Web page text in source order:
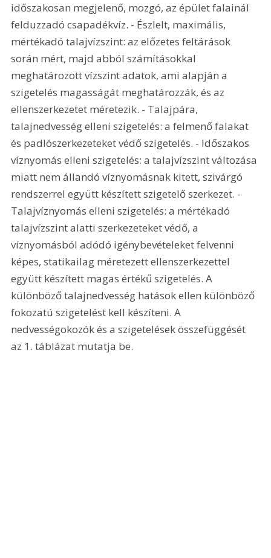
időszakosan megjelenő, mozgó, az épület falainál
felduzzadó csapadékvíz. - Észlelt, maximális,
mértékadó talajvízszint: az előzetes feltárások
során mért, majd abból számításokkal
meghatározott vízszint adatok, ami alapján a
szigetelés magasságát meghatározzák, és az
ellenszerkezetet méretezik. - Talajpára,
talajnedvesség elleni szigetelés: a felmenő falakat
és padlószerkezeteket védő szigetelés. - Időszakos
víznyomás elleni szigetelés: a talajvízszint változása
miatt nem állandó víznyomásnak kitett, szivárgó
rendszerrel együtt készített szigetelő szerkezet. -
Talajvíznyomás elleni szigetelés: a mértékadó
talajvízszint alatti szerkezeteket védő, a
víznyomásból adódó igénybevételeket felvenni
képes, statikailag méretezett ellenszerkezettel
együtt készített magas értékű szigetelés. A
különböző talajnedvesség hatások ellen különböző
fokozatú szigetelést kell készíteni. A
nedvességokozók és a szigetelések összefüggését
az 1. táblázat mutatja be.